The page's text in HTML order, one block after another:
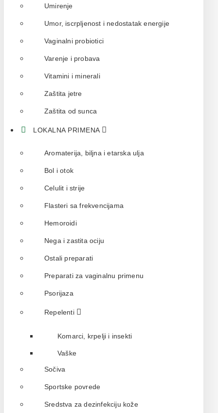
Umirenje
Umor, iscrpljenost i nedostatak energije
Vaginalni probiotici
Varenje i probava
Vitamini i minerali
Zaštita jetre
Zaštita od sunca
LOKALNA PRIMENA
Aromaterija, biljna i etarska ulja
Bol i otok
Celulit i strije
Flasteri sa frekvencijama
Hemoroidi
Nega i zastita ociju
Ostali preparati
Preparati za vaginalnu primenu
Psorijaza
Repelenti
Komarci, krpelji i insekti
Vaške
Sočiva
Sportske povrede
Sredstva za dezinfekciju kože